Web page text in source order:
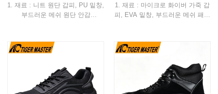
패션 스포츠 안전화
1. 재료 : 니트 원단 갑피, PU 밑창,
부드러운 메쉬 원단 안감
미드 섬유 미드솔
4. 표준: CE EN ISO 20345:2022
5. 기능: 미끄러짐/기름/산/충격/천
공 방지, 정전기 방지, 통기성, 충
격 흡수
전화 경량
1. 재료 : 마이크로 화이버 가죽 갑
피, EVA 밑창, 부드러운 메쉬 패브
3. 토 캡 & 미드솔 : 스틸토 & 아라
미드 섬유 미드솔
4. 표준: CE EN ISO 20345:2022
S1-P FO SR 또는 기타
5. 기능: 미끄러짐/기름/산/휘발유/
충격/천공 방지, 통기성, 충격 흡수